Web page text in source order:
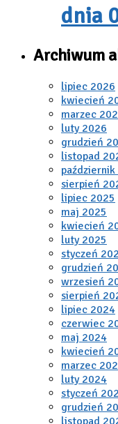
dnia
Archiwum
lipiec 2026
kwiecień
marzec
luty 2026
grudzień
listopad
październik
sierpień
lipiec 2025
maj 2025
kwiecień
luty 2025
styczeń
grudzień
wrzesień
sierpień
lipiec 2024
czerwiec
maj 2024
kwiecień
marzec
luty 2024
styczeń
grudzień
listopad